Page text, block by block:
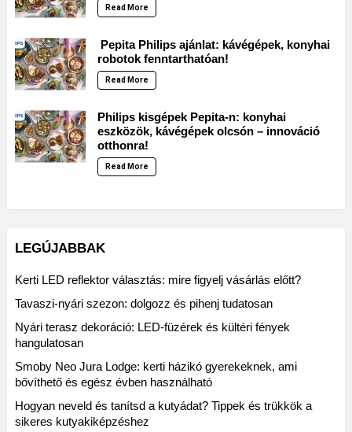
Read More
Pepita Philips ajánlat: kávégépek, konyhai
robotok fenntarthatóan!
Read More
Philips kisgépek Pepita-n: konyhai
eszközök, kávégépek olcsón – innováció
otthonra!
Read More
LEGÚJABBAK
Kerti LED reflektor választás: mire figyelj vásárlás előtt?
Tavaszi-nyári szezon: dolgozz és pihenj tudatosan
Nyári terasz dekoráció: LED-füzérek és kültéri fények
hangulatosan
Smoby Neo Jura Lodge: kerti házikó gyerekeknek, ami
bővíthető és egész évben használható
Hogyan neveld és tanítsd a kutyádat? Tippek és trükkök a
sikeres kutyakiképzéshez